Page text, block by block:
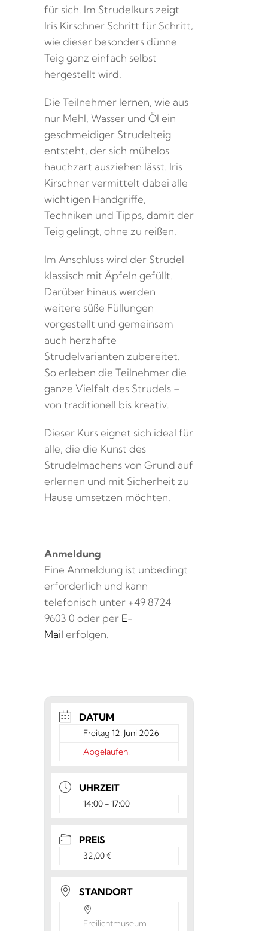
für sich. Im Strudelkurs zeigt
Iris Kirschner Schritt für Schritt,
wie dieser besonders dünne
Teig ganz einfach selbst
hergestellt wird.
Die Teilnehmer lernen, wie aus
nur Mehl, Wasser und Öl ein
geschmeidiger Strudelteig
entsteht, der sich mühelos
hauchzart ausziehen lässt. Iris
Kirschner vermittelt dabei alle
wichtigen Handgriffe,
Techniken und Tipps, damit der
Teig gelingt, ohne zu reißen.
Im Anschluss wird der Strudel
klassisch mit Äpfeln gefüllt.
Darüber hinaus werden
weitere süße Füllungen
vorgestellt und gemeinsam
auch herzhafte
Strudelvarianten zubereitet.
So erleben die Teilnehmer die
ganze Vielfalt des Strudels –
von traditionell bis kreativ.
Dieser Kurs eignet sich ideal für
alle, die die Kunst des
Strudelmachens von Grund auf
erlernen und mit Sicherheit zu
Hause umsetzen möchten.
Anmeldung
Eine Anmeldung ist unbedingt
erforderlich und kann
telefonisch unter +49 8724
9603 0 oder per E-
Mail erfolgen.
DATUM
Freitag 12. Juni 2026
Abgelaufen!
UHRZEIT
14:00 - 17:00
PREIS
32,00 €
STANDORT
Freilichtmuseum